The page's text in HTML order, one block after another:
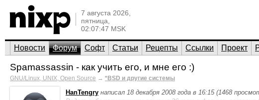
7 августа 2026,
пятница,
02:07:47 MSK
Новости Форум Софт Статьи Рецепты Ссылки Проект
Spamassassin - как учить его, и мне его :)
GNU/Linux, UNIX, Open Source → *BSD и другие системы
HanTengry написал 18 декабря 2008 года в 16:15 (1468